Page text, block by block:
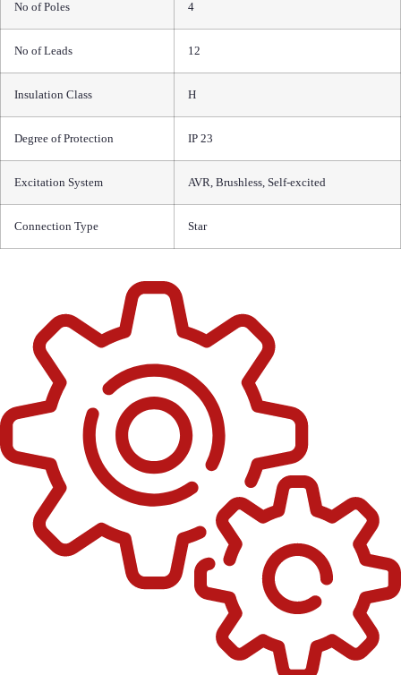
No of Poles 4
No of Leads 12
Insulation Class H
Degree of Protection IP 23
Excitation System AVR, Brushless, Self-excited
Connection Type Star